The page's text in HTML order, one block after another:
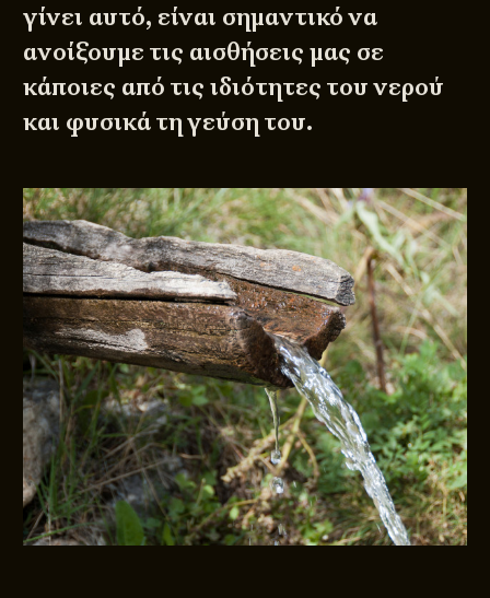
γίνει αυτό, είναι σημαντικό να
ανοίξουμε τις αισθήσεις μας σε
κάποιες από τις ιδιότητες του νερού
και φυσικά τη γεύση του.